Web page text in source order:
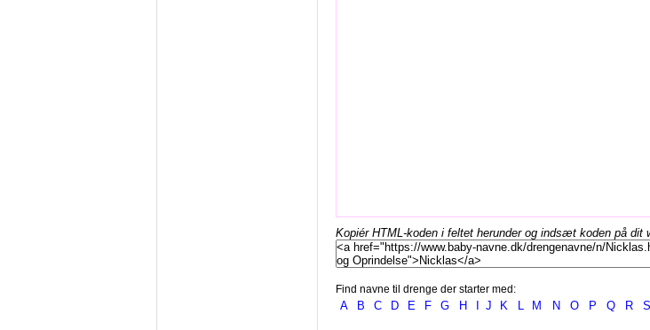
Kopiér HTML-koden i feltet herunder og indsæt koden på dit
Find navne til drenge der starter med:
A B C D E F G H J K L M N O P Q R S